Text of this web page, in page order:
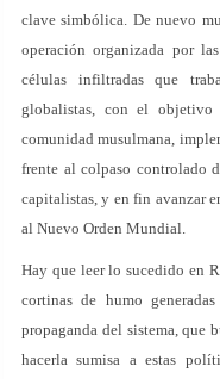
clave simbólica. De nuevo
operación organizada por
células infiltradas que
globalistas, con el
comunidad musulmana,
frente al colpaso controlado
capitalistas, y en fin avanzar
al Nuevo Orden Mundial.
Hay que leer lo sucedido en
cortinas de humo
propaganda del sistema, que
hacerla sumisa a estas